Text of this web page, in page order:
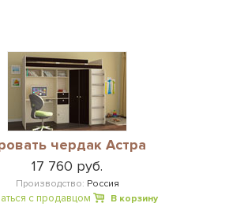
чердак Астра
17 760 руб.
Производство: Россия
с продавцом В корзину